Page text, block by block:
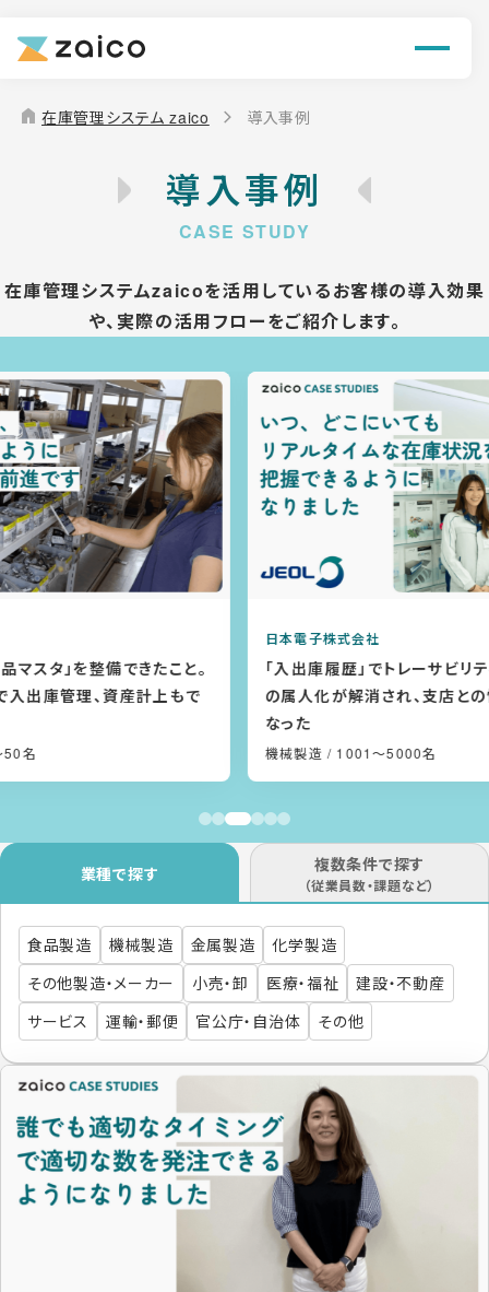
機能
home 在庫管理システム zaico 導入事例
導入事例
在庫管理システムzaicoを活用しているお客様の導入効果
や、 実際の活用フローをご紹介します。
「入出庫履歴」でトレーサビリティが向上！在庫管理
の属人化が解消され、支店との情報共有もしやすく
業種で探す 複数条件で探す
（従業員数・課題など）
食品製造 機械製造 金属製造
化学製造
その他製造・メーカー
小売・卸 医療・福祉
建設・不動産
サービス
運輸・郵便 官公庁・自治体 その他